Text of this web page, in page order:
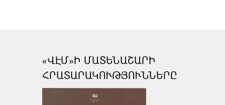
«ՎԷՄ»Ի ՄԱՏԵՆԱՇԱՐԻ
ՀՐԱՏԱՐԱԿՈՒԹՅՈՒՆՆԵՐԸ